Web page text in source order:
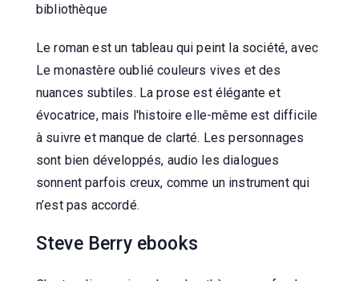
bibliothèque
Le roman est un tableau qui peint la société, avec
Le monastère oublié couleurs vives et des
nuances subtiles. La prose est élégante et
évocatrice, mais l'histoire elle-même est difficile
à suivre et manque de clarté. Les personnages
sont bien développés, audio les dialogues
sonnent parfois creux, comme un instrument qui
n’est pas accordé.
Steve Berry ebooks